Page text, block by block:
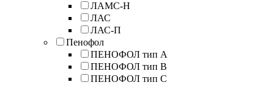
ЛАМС-Н
ЛАС
ЛАС-П
Пенофол
ПЕНОФОЛ тип А
ПЕНОФОЛ тип B
ПЕНОФОЛ тип C